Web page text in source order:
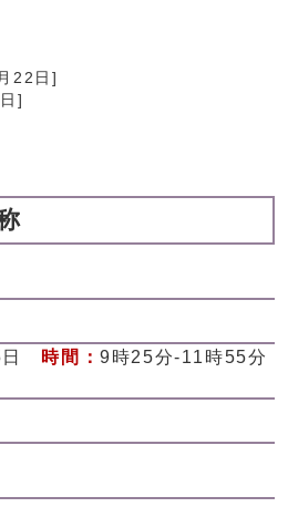
22日 ]
]
日 時間：9時25分-11時55分